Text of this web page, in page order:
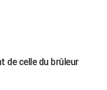
de celle du brûleur